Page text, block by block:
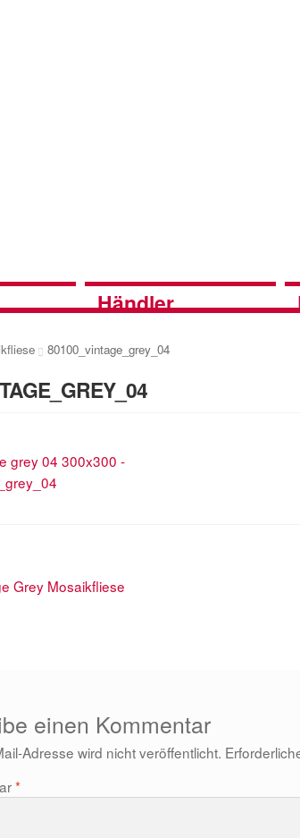
Händler
80100_vintage_grey_04
Grey Mosaikfliese
einen Kommentar
Adresse wird nicht veröffentlicht.
*